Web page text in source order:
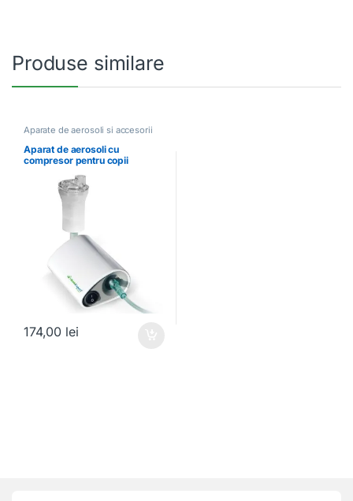
Produse similare
Aparate de aerosoli si accesorii
Aparat de aerosoli cu
compresor pentru copii
174,00 lei